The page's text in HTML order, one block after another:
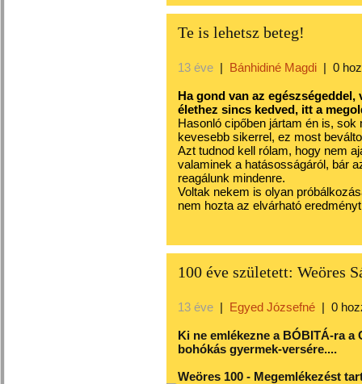
Te is lehetsz beteg!
13 éve | Bánhidiné Magdi | 0
Ha gond van az
élethez sincs kedved, itt a
Hasonló cipőben jártam én is,
kevesebb sikerrel, ez most
Azt tudnod kell rólam, hogy nem
valaminek a hatásosságáról, bár
reagálunk mindenre.
Voltak nekem is olyan
nem hozta az elvárható
100 éve született: Weöres
13 éve | Egyed Józsefné | 0
Ki ne emlékezne a BÓBITÁ-ra
bohókás gyermek-versére....
Weöres 100 - Megemlékezést